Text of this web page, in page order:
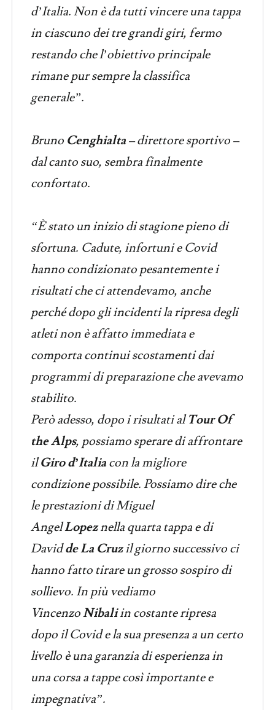
d’Italia. Non è da tutti vincere una tappa
in ciascuno dei tre grandi giri, fermo
restando che l’obiettivo principale
rimane pur sempre la classifica
generale”.
Bruno Cenghialta– direttore sportivo –
dal canto suo, sembra finalmente
confortato.
“È stato un inizio di stagione pieno di
sfortuna. Cadute, infortuni e Covid
hanno condizionato pesantemente i
risultati che ci attendevamo, anche
perché dopo gli incidenti la ripresa degli
atleti non è affatto immediata e
comporta continui scostamenti dai
programmi di preparazione che avevamo
stabilito.
Però adesso, dopo i risultati al Tour Of
the Alps, possiamo sperare di affrontare
il Giro d’Italia con la migliore
condizione possibile. Possiamo dire che
le prestazioni di Miguel
AngelLopez nella quarta tappa e di
David de La Cruz il giorno successivo ci
hanno fatto tirare un grosso sospiro di
sollievo. In più vediamo
VincenzoNibali in costante ripresa
dopo il Covid e la sua presenza a un certo
livello è una garanzia di esperienza in
una corsa a tappe così importante e
impegnativa”.